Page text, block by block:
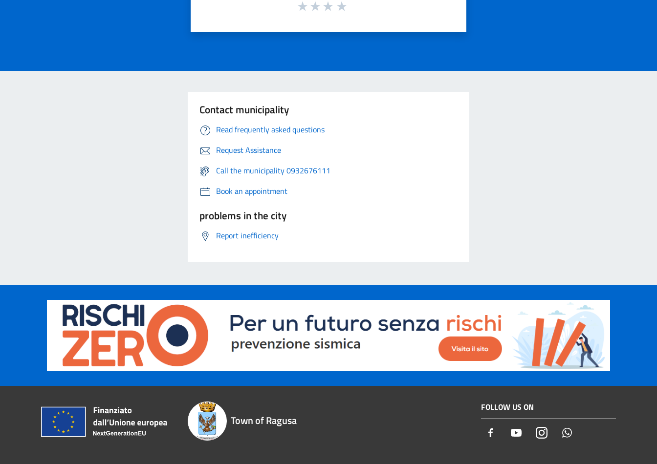
Contact municipality
Read frequently asked questions
Request Assistance
Call the municipality 0932676111
Book an appointment
problems in the city
Report inefficiency
Town of Ragusa
FOLLOW US ON
Facebook YoutubeInstagram